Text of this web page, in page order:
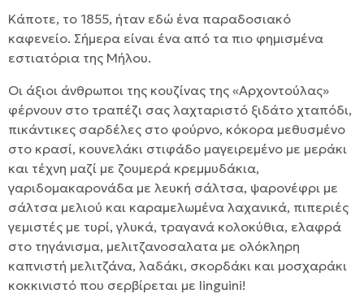
Κάποτε, το 1855, ήταν εδώ ένα παραδοσιακό
καφενείο. Σήμερα είναι ένα από τα πιο φημισμένα
εστιατόρια της Μήλου.
Οι άξιοι άνθρωποι της κουζίνας της «Αρχοντούλας»
φέρνουν στο τραπέζι σας λαχταριστό ξιδάτο χταπόδι,
πικάντικες σαρδέλες στο φούρνο, κόκορα μεθυσμένο
στο κρασί, κουνελάκι στιφάδο μαγειρεμένο με μεράκι
και τέχνη μαζί με ζουμερά κρεμμυδάκια,
γαριδομακαρονάδα με λευκή σάλτσα, ψαρονέφρι με
σάλτσα μελιού και καραμελωμένα λαχανικά, πιπεριές
γεμιστές με τυρί, γλυκά, τραγανά κολοκύθια, ελαφρά
στο τηγάνισμα, μελιτζανοσαλατα με ολόκληρη
καπνιστή μελιτζάνα, λαδάκι, σκορδάκι και μοσχαράκι
κοκκινιστό που σερβίρεται με linguini!